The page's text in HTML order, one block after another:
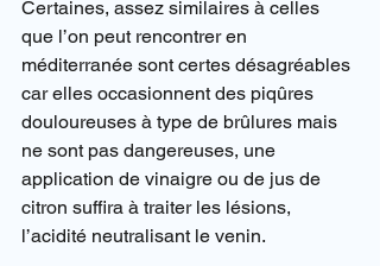
Certaines, assez similaires à celles
que l’on peut rencontrer en
méditerranée sont certes désagréables
car elles occasionnent des piqûres
douloureuses à type de brûlures mais
ne sont pas dangereuses, une
application de vinaigre ou de jus de
citron suffira à traiter les lésions,
l’acidité neutralisant le venin.